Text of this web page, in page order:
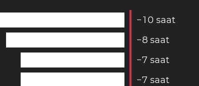
−1 0 saat
−8 saat
−7 saat
−7 saat